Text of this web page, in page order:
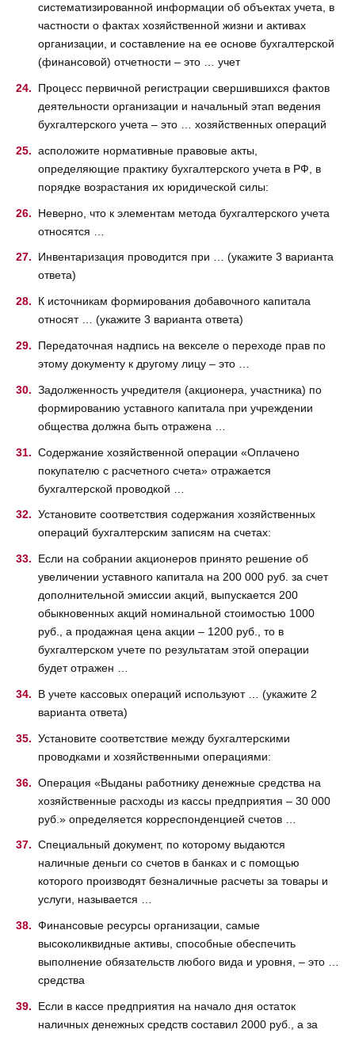
систематизированной информации об объектах учета, в
частности о фактах хозяйственной жизни и активах
организации, и составление на ее основе бухгалтерской
(финансовой) отчетности – это … учет
Процесс первичной регистрации свершившихся фактов
деятельности организации и начальный этап ведения
бухгалтерского учета – это … хозяйственных операций
асположите нормативные правовые акты,
определяющие практику бухгалтерского учета в РФ, в
порядке возрастания их юридической силы:
Неверно, что к элементам метода бухгалтерского учета
относятся …
Инвентаризация проводится при … (укажите 3 варианта
ответа)
К источникам формирования добавочного капитала
относят … (укажите 3 варианта ответа)
Передаточная надпись на векселе о переходе прав по
этому документу к другому лицу – это …
Задолженность учредителя (акционера, участника) по
формированию уставного капитала при учреждении
общества должна быть отражена …
Содержание хозяйственной операции «Оплачено
покупателю с расчетного счета» отражается
бухгалтерской проводкой …
Установите соответствия содержания хозяйственных
операций бухгалтерским записям на счетах:
Если на собрании акционеров принято решение об
увеличении уставного капитала на 200 000 руб. за счет
дополнительной эмиссии акций, выпускается 200
обыкновенных акций номинальной стоимостью 1000
руб., а продажная цена акции – 1200 руб., то в
бухгалтерском учете по результатам этой операции
будет отражен …
В учете кассовых операций используют … (укажите 2
варианта ответа)
Установите соответствие между бухгалтерскими
проводками и хозяйственными операциями:
Операция «Выданы работнику денежные средства на
хозяйственные расходы из кассы предприятия – 30 000
руб.» определяется корреспонденцией счетов …
Специальный документ, по которому выдаются
наличные деньги со счетов в банках и с помощью
которого производят безналичные расчеты за товары и
услуги, называется …
Финансовые ресурсы организации, самые
высоколиквидные активы, способные обеспечить
выполнение обязательств любого вида и уровня, – это …
средства
Если в кассе предприятия на начало дня остаток
наличных денежных средств составил 2000 руб., а за